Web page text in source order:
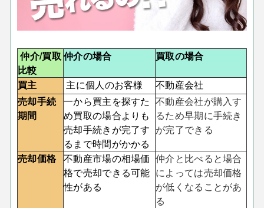
仲介/買取
比較
仲介の場合 買取の場合
買主 主に個人のお客様
不動産会社
売却手続
期間
一から買主を探すた
め買取の場合よりも
売却手続きが完了す
るまで時間がかかる
不動産会社が購入す
るため早期に手続き
が完了できる
売却価格 不動産市場の相場価
格で売却できる可能
性がある
仲介と比べると場合
によっては売却価格
が低くなることがあ
る